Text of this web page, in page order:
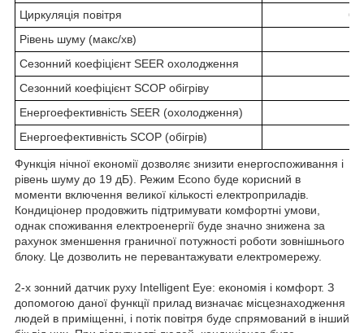
Циркуляція повітря
Рівень шуму (макс/хв)
Сезонний коефіцієнт SEER охолодження
Сезонний коефіцієнт SCOP обігріву
Енергоефективність SEER (охолодження)
Енергоефективність SCOP (обігрів)
Функція нічної економії дозволяє знизити енергоспоживання і
рівень шуму до 19 дБ). Режим Econo буде корисний в
моменти включення великої кількості електроприладів.
Кондиціонер продовжить підтримувати комфортні умови,
однак споживання електроенергії буде значно знижена за
рахунок зменшення граничної потужності роботи зовнішнього
блоку. Це дозволить не перевантажувати електромережу.
2-х зонний датчик руху Intelligent Eye: економія і комфорт. З
допомогою даної функції прилад визначає місцезнаходження
людей в приміщенні, і потік повітря буде спрямований в інший